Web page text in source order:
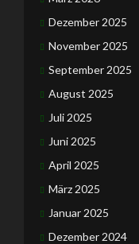
Dezember 2025
November 2025
September 2025
August 2025
Juli 2025
Juni 2025
April 2025
März 2025
Januar 2025
Dezember 2024